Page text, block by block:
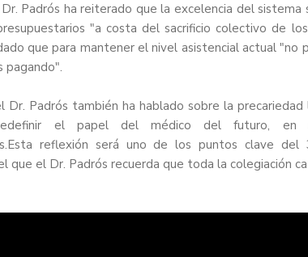
Padrós ha reiterado que la excelencia del
"a costa del sacrificio colectivo de
que para mantener el nivel asistencial actual "no
pagando".
Dr. Padrós también ha hablado sobre la
el papel del médico del futuro, en
reflexión será uno de los puntos clave
que el Dr. Padrós recuerda que toda la colegiación